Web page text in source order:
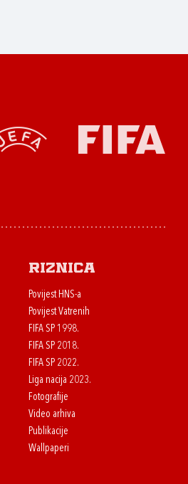
Riznica
Povijest HNS-a
Povijest Vatrenih
FIFA SP 1998.
FIFA SP 2018.
FIFA SP 2022.
Liga nacija 2023.
Fotografije
Video arhiva
Publikacije
Wallpaperi